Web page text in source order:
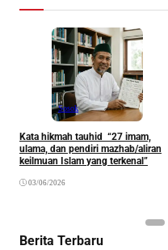
Sosok
Kata hikmah tauhid “27 imam,
ulama, dan pendiri mazhab/aliran
keilmuan Islam yang terkenal”
03/06/2026
Berita Terbaru